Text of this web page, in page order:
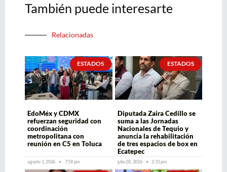
También puede interesarte
Relacionadas
ESTADOS
EdoMéx y CDMX
refuerzan seguridad con
coordinación
metropolitana con
reunión en C5 en Toluca
agosto 1, 2026 7:58 pm
ESTADOS
Diputada Zaira Cedillo se
suma a las Jornadas
Nacionales de Tequio y
anuncia la rehabilitación
de tres espacios de box en
Ecatepec
julio 28, 2026 2:35 pm